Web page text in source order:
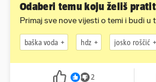
Odaberi temu koju želiš
Primaj sve nove vijesti o temi i budi u
baška voda hdz josko roščić
2